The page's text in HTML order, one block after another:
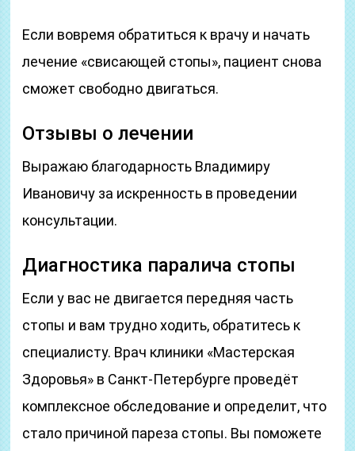
Если вовремя обратиться к врачу и начать
лечение «свисающей стопы», пациент снова
сможет свободно двигаться.
Отзывы о лечении
Выражаю благодарность Владимиру
Ивановичу за искренность в проведении
консультации.
Диагностика паралича стопы
Если у вас не двигается передняя часть
стопы и вам трудно ходить, обратитесь к
специалисту. Врач клиники «Мастерская
Здоровья» в Санкт-Петербурге проведёт
комплексное обследование и определит, что
стало причиной пареза стопы. Вы поможете